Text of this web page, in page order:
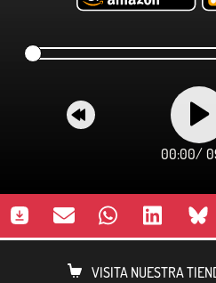
00:00/
VISITA NUESTRA